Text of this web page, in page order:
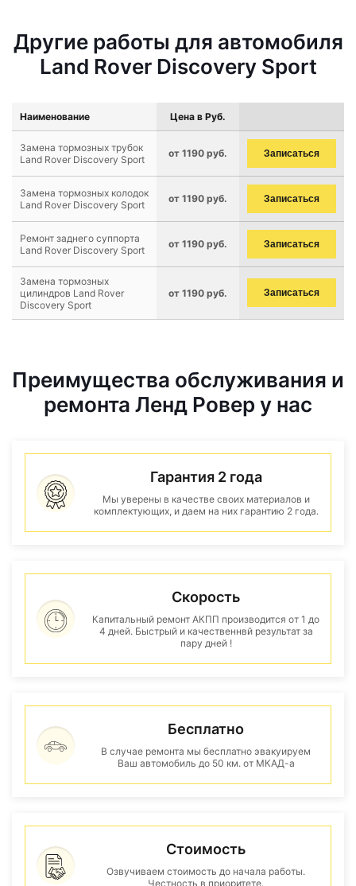
Другие работы для автомобиля
Land Rover Discovery Sport
Наименование Цена в Руб.
Замена тормозных трубок
Land Rover Discovery Sport
от 1190 руб. Записаться
Замена тормозных колодок
Land Rover Discovery Sport
от 1190 руб. Записаться
Ремонт заднего суппорта
Land Rover Discovery Sport
от 1190 руб. Записаться
Замена тормозных
цилиндров Land Rover
Discovery Sport
от 1190 руб. Записаться
Преимущества обслуживания и
ремонта Ленд Ровер у нас
Гарантия 2 года
Мы уверены в качестве своих материалов и
комплектующих, и даем на них гарантию 2 года.
Скорость
Капитальный ремонт АКПП производится от 1 до
4 дней. Быстрый и качественнвй результат за
пару дней !
Бесплатно
В случае ремонта мы бесплатно эвакуируем
Ваш автомобиль до 50 км. от МКАД-а
Стоимость
Озвучиваем стоимость до начала работы.
Честность в приоритете.